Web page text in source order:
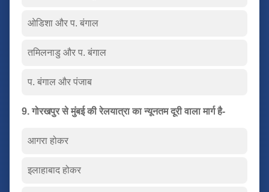
ओडिशा और प. बंगाल
तमिलनाडु और प. बंगाल
प. बंगाल और पंजाब
9. गोरखपुर से मुंबई की रेलयात्रा का न्यूनतम दूरी वाला मार्ग है-
आगरा होकर
इलाहाबाद होकर